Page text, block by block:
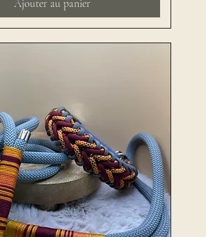
Ajouter au panier